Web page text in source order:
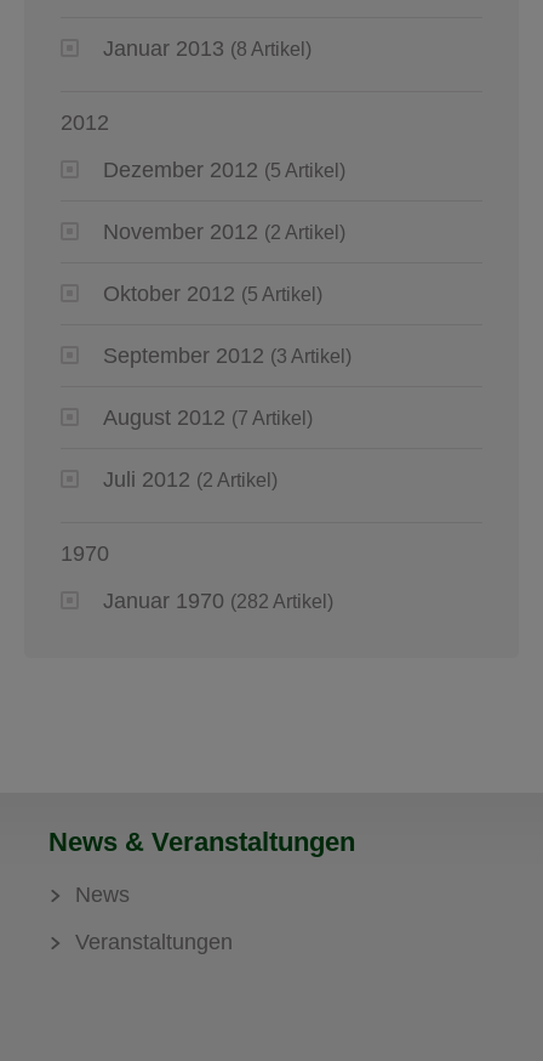
Januar 2013 (8 Artikel)
2012
Dezember 2012 (5 Artikel)
November 2012 (2 Artikel)
Oktober 2012 (5 Artikel)
September 2012 (3 Artikel)
August 2012 (7 Artikel)
Juli 2012 (2 Artikel)
1970
Januar 1970 (282 Artikel)
News & Veranstaltungen
News
Veranstaltungen